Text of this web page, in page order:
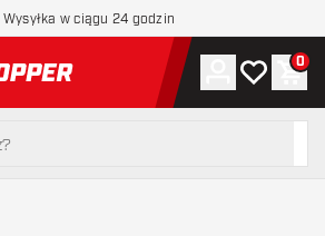
Wysyłka w ciągu 24 godzin
do strony głównej
Konto
Moja lista
0